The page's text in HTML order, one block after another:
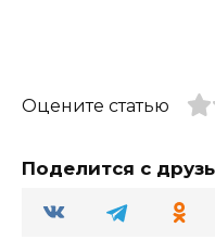
Оцените статью
Поделится с